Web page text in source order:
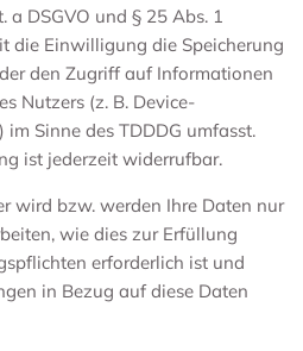
a DSGVO und § 25 Abs. 1
die Einwilligung die Speicherung
den Zugriff auf Informationen
Nutzers (z. B. Device-
im Sinne des TDDDG umfasst.
ist jederzeit widerrufbar.
wird bzw. werden Ihre Daten nur
wie dies zur Erfüllung
erforderlich ist und
in Bezug auf diese Daten